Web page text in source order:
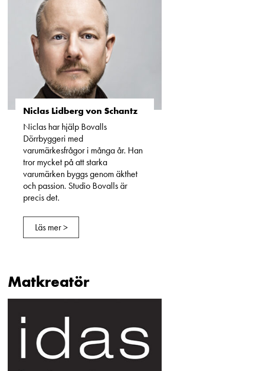
Niclas Lidberg von Schantz
Niclas har hjälp Bovalls
Dörrbyggeri med
varumärkesfrågor i många år. Han
tror mycket på att starka
varumärken byggs genom äkthet
och passion. Studio Bovalls är
precis det.
Läs mer >
Matkreatör